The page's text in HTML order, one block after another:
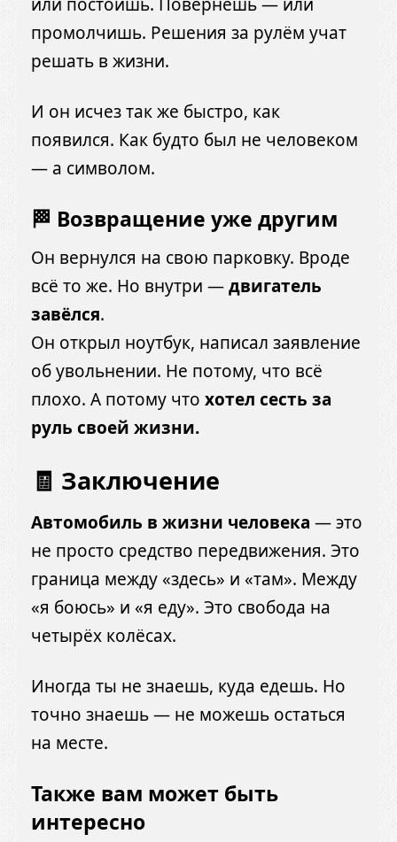
или постоишь. Повернёшь — или
промолчишь. Решения за рулём учат
решать в жизни.
И он исчез так же быстро, как
появился. Как будто был не человеком
— а символом.
🏁 Возвращение уже другим
Он вернулся на свою парковку. Вроде
всё то же. Но внутри —двигатель
завёлся.
Он открыл ноутбук, написал заявление
об увольнении. Не потому, что всё
плохо. А потому что хотел сесть за
руль своей жизни.
🧾 Заключение
Автомобиль в жизни человека — это
не просто средство передвижения. Это
граница между «здесь» и «там». Между
«я боюсь» и «я еду». Это свобода на
четырёх колёсах.
Иногда ты не знаешь, куда едешь. Но
точно знаешь — не можешь остаться
на месте.
Также вам может быть
интересно